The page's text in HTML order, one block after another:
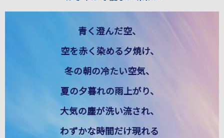
青く澄んだ空、
空を赤く染める夕焼け、
冬の朝の冷たい空気、
夏の夕暮れの雨上がり、
大気の塵が洗い流され、
わずかな時間だけ現れる